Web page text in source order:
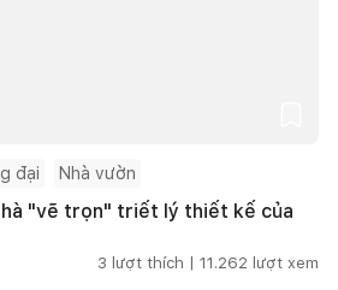
đại Nhà vườn
"vẽ trọn" triết lý thiết kế của
3 lượt thích | 11.262 lượt xem